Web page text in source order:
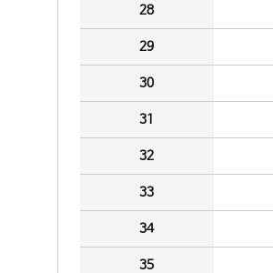
28
29
30
31
32
33
34
35